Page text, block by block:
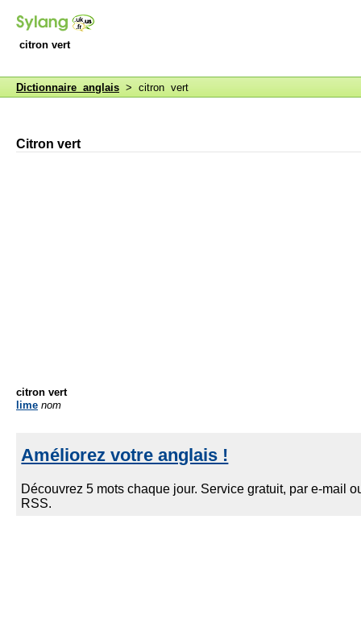
citron vert
Dictionnaire anglais > citron vert
Citron vert
citron vert
lime nom